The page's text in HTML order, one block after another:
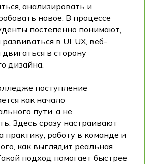
анализировать и
новое. В процессе
постепенно понимают,
в UI, UX, веб-
в сторону
дизайна.
поступление
как начало
пути, а не
Здесь сразу настраивают
практику, работу в команде и
как выглядит реальная
подход помогает быстрее